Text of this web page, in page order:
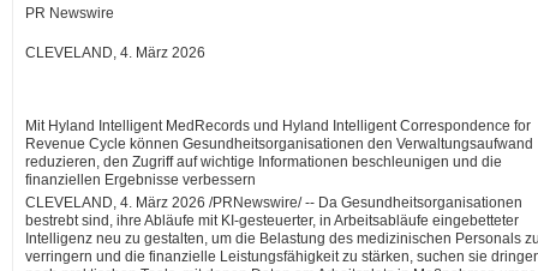
PR Newswire
CLEVELAND, 4. März 2026
Mit Hyland Intelligent MedRecords und Hyland Intelligent Correspondence for
Revenue Cycle können Gesundheitsorganisationen den Verwaltungsaufwand
reduzieren, den Zugriff auf wichtige Informationen beschleunigen und die
finanziellen Ergebnisse verbessern
CLEVELAND, 4. März 2026 /PRNewswire/ -- Da Gesundheitsorganisationen
bestrebt sind, ihre Abläufe mit KI-gesteuerter, in Arbeitsabläufe eingebetteter
Intelligenz neu zu gestalten, um die Belastung des medizinischen Personals
verringern und die finanzielle Leistungsfähigkeit zu stärken, suchen sie